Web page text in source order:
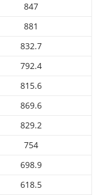
847
881
832.7
792.4
815.6
869.6
829.2
754
698.9
618.5